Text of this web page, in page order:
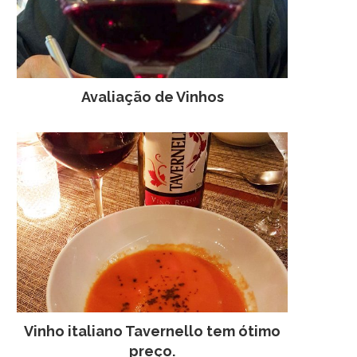
Avaliação de Vinhos
Vinho italiano Tavernello tem ótimo
preço.